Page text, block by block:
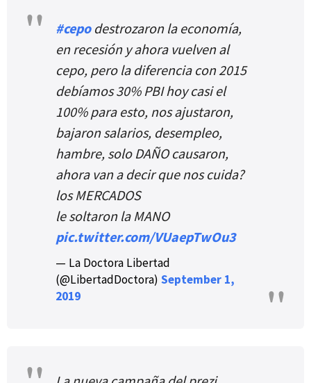
#cepodestrozaron la economía,
en recesión y ahora vuelven al
cepo, pero la diferencia con 2015
debíamos 30% PBI hoy casi el
100% para esto, nos ajustaron,
bajaron salarios, desempleo,
hambre, solo DAÑO causaron,
ahora van a decir que nos cuida?
los MERCADOS
le soltaron la MANO
pic.twitter.com/VUaepTwOu3
— La Doctora Libertad
(@LibertadDoctora) September 1,
2019